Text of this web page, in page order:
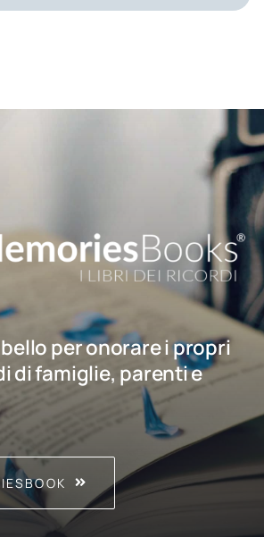
per onorare i propri
di famiglie, parenti e